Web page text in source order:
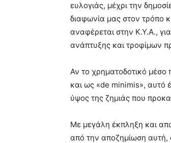
ευλογιάς, μέχρι την
διαφωνία μας στον τρόπο
αναφέρεται στην Κ.Υ.Α.,
ανάπτυξης και τροφίμων
Αν το χρηματοδοτικό μέσο
και ως «de minimis», αυτό
ύψος της ζημιάς που
Με μεγάλη έκπληξη και
από την αποζημίωση αυτή,